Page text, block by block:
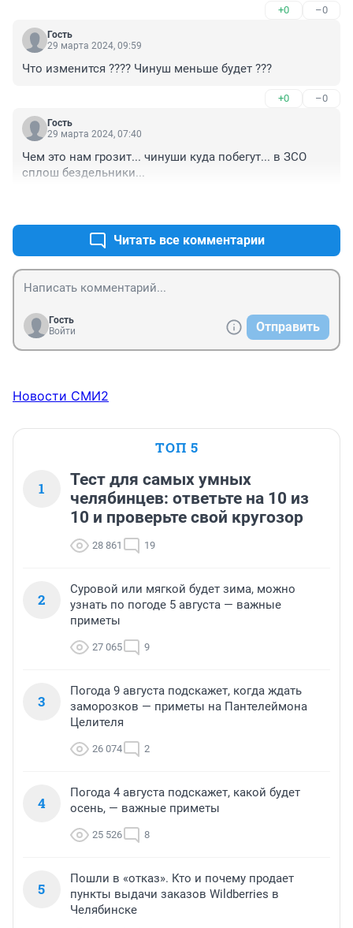
+0 –0
Гость
29 марта 2024, 09:59
Что изменится ???? Чинуш меньше будет ???
+0 –0
Гость
29 марта 2024, 07:40
Чем это нам грозит... чинуши куда побегут... в ЗСО
сплош бездельники...
Читать все комментарии
Гость
Войти
Отправить
Новости СМИ2
ТОП 5
1
Тест для самых умных
челябинцев: ответьте на 10 из
10 и проверьте свой кругозор
28 861 19
2
Суровой или мягкой будет зима, можно
узнать по погоде 5 августа — важные
приметы
27 065 9
3
Погода 9 августа подскажет, когда ждать
заморозков — приметы на Пантелеймона
Целителя
26 074 2
4
Погода 4 августа подскажет, какой будет
осень, — важные приметы
25 526 8
5
Пошли в «отказ». Кто и почему продает
пункты выдачи заказов Wildberries в
Челябинске